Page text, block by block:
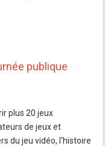
publique
plus 20 jeux
de jeux et
du jeu vidéo, l'histoire